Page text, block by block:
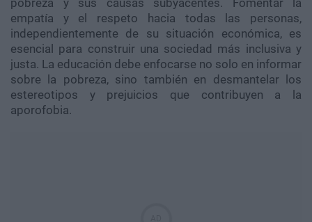
pobreza y sus causas subyacentes. Fomentar la
empatía y el respeto hacia todas las personas,
independientemente de su situación económica, es
esencial para construir una sociedad más inclusiva y
justa. La educación debe enfocarse no solo en informar
sobre la pobreza, sino también en desmantelar los
estereotipos y prejuicios que contribuyen a la
aporofobia.